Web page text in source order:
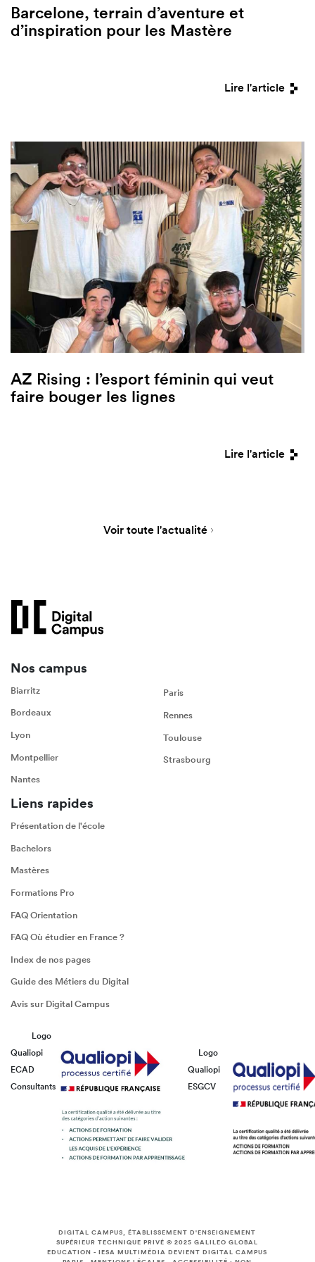
Barcelone, terrain d’aventure et
d’inspiration pour les Mastère
Lire l'article
AZ Rising : l’esport féminin qui veut
faire bouger les lignes
Lire l'article
Voir toute l'actualité
Nos campus
Biarritz
Bordeaux
Lyon
Montpellier
Nantes
Paris
Rennes
Toulouse
Strasbourg
Liens rapides
Présentation de l'école
Bachelors
Mastères
Formations Pro
FAQ Orientation
FAQ Où étudier en France ?
Index de nos pages
Guide des Métiers du Digital
Avis sur Digital Campus
Logo
Qualiopi
ECAD
Consultants
Logo
Qualiopi
ESGCV
DIGITAL CAMPUS, ÉTABLISSEMENT D'ENSEIGNEMENT
SUPÉRIEUR TECHNIQUE PRIVÉ © 2025GALILEO GLOBAL
EDUCATION -IESA MULTIMÉDIA DEVIENT DIGITAL CAMPUS